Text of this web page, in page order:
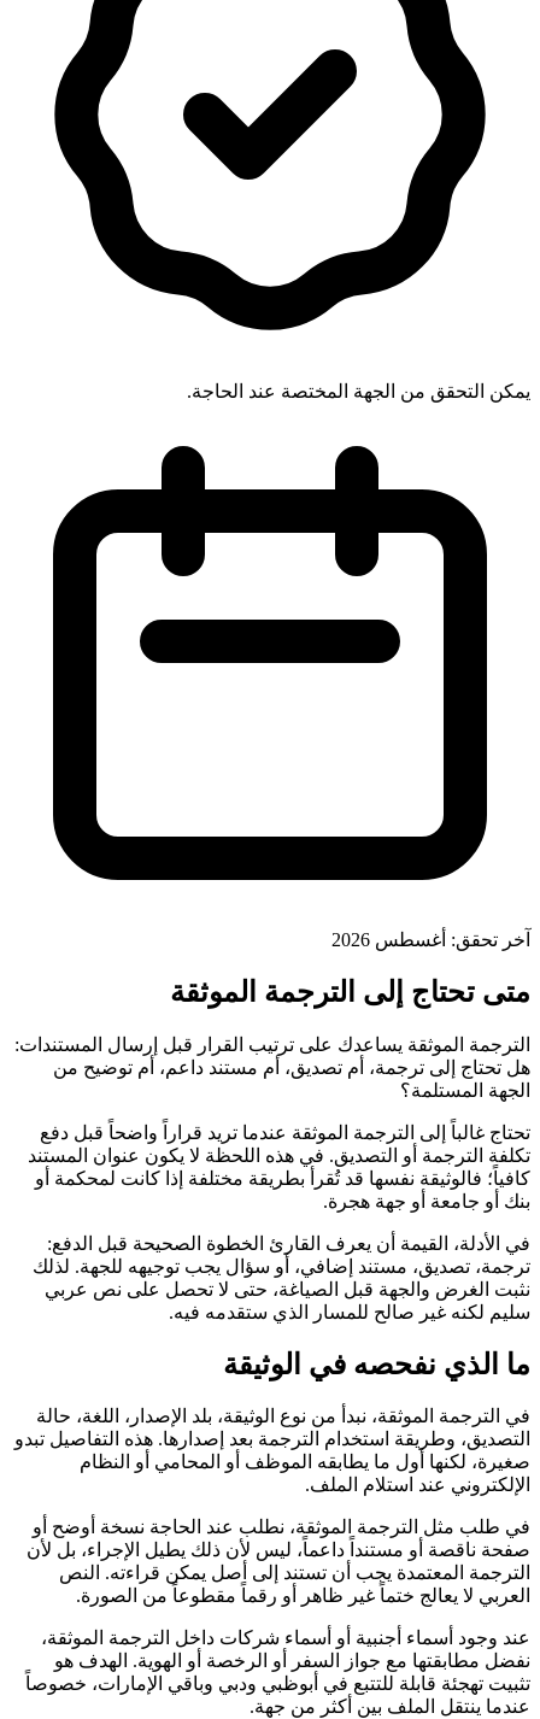
يمكن التحقق من الجهة المختصة عند الحاجة.
آخر تحقق: أغسطس 2026
متى تحتاج إلى الترجمة الموثقة
الترجمة الموثقة يساعدك على ترتيب القرار قبل إرسال المستندات:
هل تحتاج إلى ترجمة، أم تصديق، أم مستند داعم، أم توضيح من
الجهة المستلمة؟
تحتاج غالباً إلى الترجمة الموثقة عندما تريد قراراً واضحاً قبل دفع
تكلفة الترجمة أو التصديق. في هذه اللحظة لا يكون عنوان المستند
كافياً؛ فالوثيقة نفسها قد تُقرأ بطريقة مختلفة إذا كانت لمحكمة أو
بنك أو جامعة أو جهة هجرة.
في الأدلة، القيمة أن يعرف القارئ الخطوة الصحيحة قبل الدفع:
ترجمة، تصديق، مستند إضافي، أو سؤال يجب توجيهه للجهة. لذلك
نثبت الغرض والجهة قبل الصياغة، حتى لا تحصل على نص عربي
سليم لكنه غير صالح للمسار الذي ستقدمه فيه.
ما الذي نفحصه في الوثيقة
في الترجمة الموثقة، نبدأ من نوع الوثيقة، بلد الإصدار، اللغة، حالة
التصديق، وطريقة استخدام الترجمة بعد إصدارها. هذه التفاصيل تبدو
صغيرة، لكنها أول ما يطابقه الموظف أو المحامي أو النظام
الإلكتروني عند استلام الملف.
في طلب مثل الترجمة الموثقة، نطلب عند الحاجة نسخة أوضح أو
صفحة ناقصة أو مستنداً داعماً، ليس لأن ذلك يطيل الإجراء، بل لأن
الترجمة المعتمدة يجب أن تستند إلى أصل يمكن قراءته. النص
العربي لا يعالج ختماً غير ظاهر أو رقماً مقطوعاً من الصورة.
عند وجود أسماء أجنبية أو أسماء شركات داخل الترجمة الموثقة،
نفضل مطابقتها مع جواز السفر أو الرخصة أو الهوية. الهدف هو
تثبيت تهجئة قابلة للتتبع في أبوظبي ودبي وباقي الإمارات، خصوصاً
عندما ينتقل الملف بين أكثر من جهة.